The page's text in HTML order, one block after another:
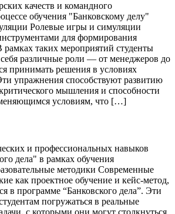
качеств и командного
обучения "Банковскому делу"
Ролевые игры и симуляции
для формирования
рамках таких мероприятий студенты
различные роли — от менеджеров до
принимать решения в условиях
упражнения способствуют развитию
мышления и способности
условиям, что […]
и профессиональных навыков
дела" в рамках обучения
методики Современные
как проектное обучение и кейс-метод,
в программе “Банковского дела”. Эти
погружаться в реальные